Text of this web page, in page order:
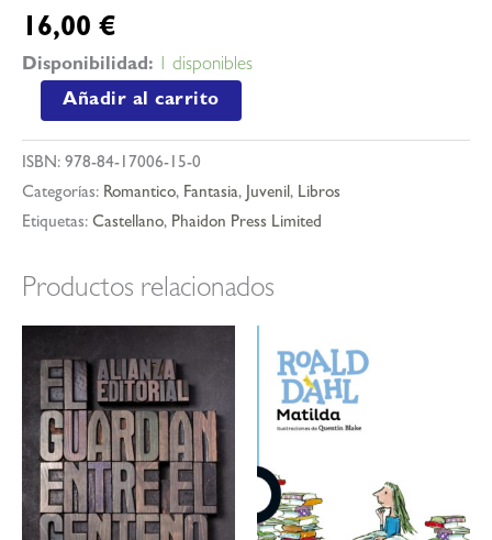
16,00 €
Disponibilidad: 1 disponibles
Nicolas
comparte
con
mucho
arte
Añadir al carrito
ISBN: 978-84-17006-15-0
Categorías: Romantico, Fantasia, Juvenil, Libros
Etiquetas: Castellano, Phaidon Press Limited
Productos relacionados